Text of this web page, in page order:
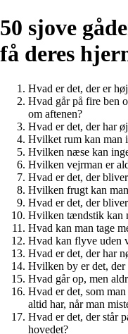
50 sjove
få deres
Hvad er det, der er
Hvad går på fire ben
om aftenen?
Hvad er det, der har
Hvilket rum kan man
Hvilken næse kan
Hvilken vejrman er
Hvad er det, der
Hvilken frugt kan
Hvad er det, der
Hvilken tændstik kan
Hvad kan man tage
Hvad kan flyve uden
Hvad er det, der har
Hvilken by er det, der
Hvad går op, men
Hvad er det, som
altid har, når man
Hvad er det, der står
hovedet?